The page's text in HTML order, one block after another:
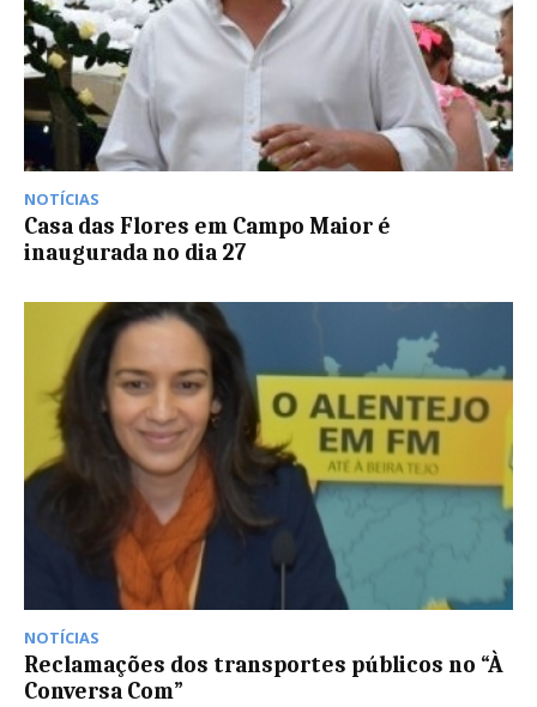
NOTÍCIAS
Casa das Flores em Campo Maior é
inaugurada no dia 27
NOTÍCIAS
Reclamações dos transportes públicos no “À
Conversa Com”